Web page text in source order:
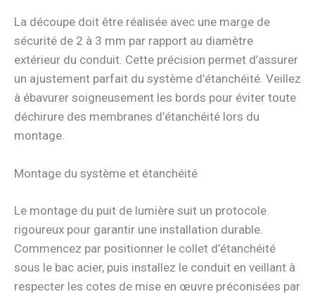
La découpe doit être réalisée avec une marge de
sécurité de 2 à 3 mm par rapport au diamètre
extérieur du conduit. Cette précision permet d’assurer
un ajustement parfait du système d’étanchéité. Veillez
à ébavurer soigneusement les bords pour éviter toute
déchirure des membranes d’étanchéité lors du
montage.
Montage du système et étanchéité
Le montage du puit de lumière suit un protocole
rigoureux pour garantir une installation durable.
Commencez par positionner le collet d’étanchéité
sous le bac acier, puis installez le conduit en veillant à
respecter les cotes de mise en œuvre préconisées par